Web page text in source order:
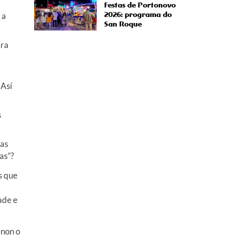
que
e
o
Festas de Portonovo
2026: programa do
San Roque